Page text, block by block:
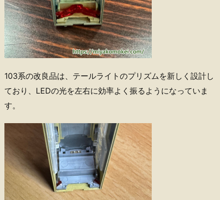
103系の改良品は、テールライトのプリズムを新しく設計し
ており、LEDの光を左右に効率よく振るようになっていま
す。